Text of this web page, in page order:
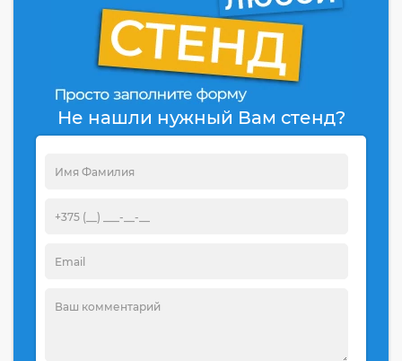
Не нашли нужный Вам стенд?